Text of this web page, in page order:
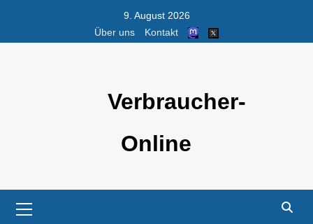
content
9. August 2026
Über uns
Kontakt
Verbraucher-
Online
Menu